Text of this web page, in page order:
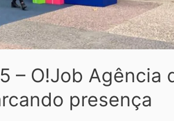
– O!Job Agência
presença